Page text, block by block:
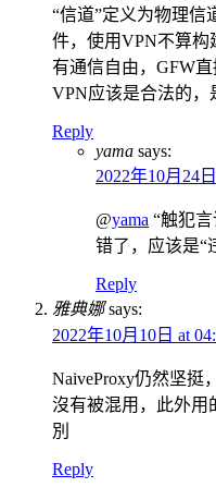
“信道”定义为物理信
件，使用VPN不算构
有通信自由，GFW
VPN应该是合法的，
Reply
yama says:
2022年10月24
@yama “触犯
错了，应该是“
Reply
雅典娜 says:
2022年10月10日 at
NaiveProxy仍然坚挺
沒有被混用，此外用
別
Reply